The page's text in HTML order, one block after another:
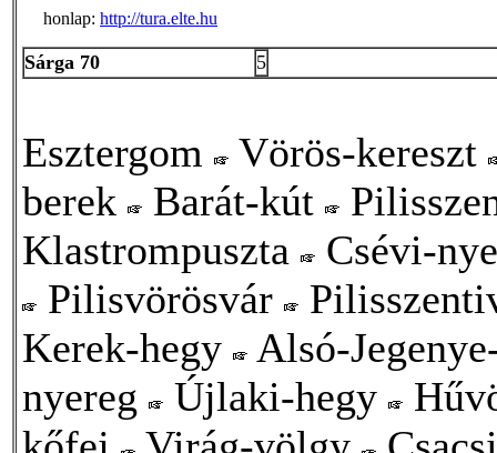
honlap: http://tura.elte.hu
Sárga 70 5
Esztergom
Vörös-kereszt
berek
Barát-kút
Klastrompuszta
Csévi-
Pilisvörösvár
Kerek-hegy
Alsó-
nyereg
Újlaki-hegy